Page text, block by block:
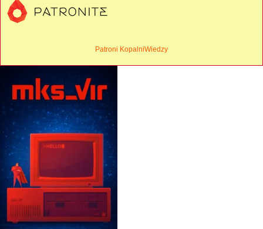
Patroni KopalniWiedzy